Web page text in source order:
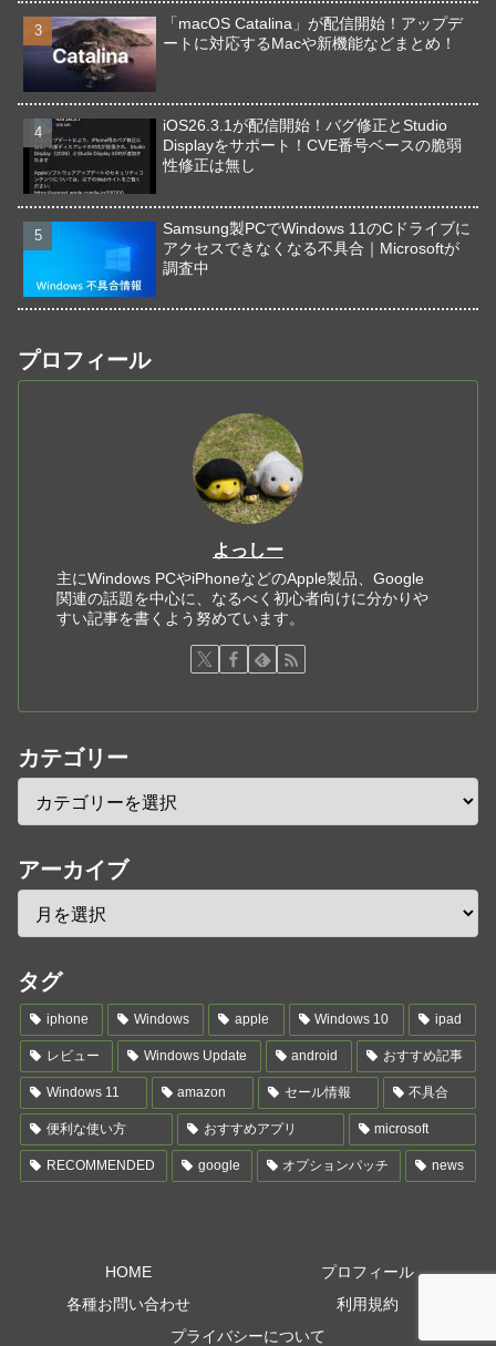
「macOS Catalina」が配信開始！アップデ
ートに対応するMacや新機能などまとめ！
iOS26.3.1が配信開始！バグ修正とStudio
Displayをサポート！CVE番号ベースの脆弱
性修正は無し
Samsung製PCでWindows 11のCドライブに
アクセスできなくなる不具合｜Microsoftが
調査中
プロフィール
よっしー
主にWindows PCやiPhoneなどのApple製品、Google
関連の話題を中心に、なるべく初心者向けに分かりや
すい記事を書くよう努めています。
カテゴリー
アーカイブ
タグ
iphone Windows apple Windows 10 ipad
レビュー Windows Update android おすすめ記事
Windows 11 amazon セール情報 不具合
便利な使い方 おすすめアプリ microsoft
RECOMMENDED google オプションパッチ news
HOME
プロフィール
各種お問い合わせ
利用規約
プライバシーについて